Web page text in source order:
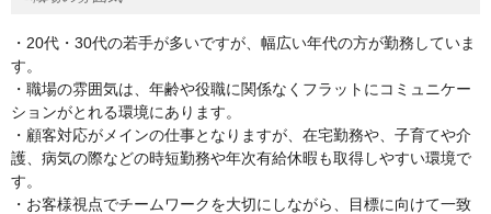
・20代・30代の若手が多いですが、幅広い年代の方が勤務していま
す。
・職場の雰囲気は、年齢や役職に関係なくフラットにコミュニケー
ションがとれる環境にあります。
・顧客対応がメインの仕事となりますが、在宅勤務や、子育てや介
護、病気の際などの時短勤務や年次有給休暇も取得しやすい環境で
す。
・お客様視点でチームワークを大切にしながら、目標に向けて一致